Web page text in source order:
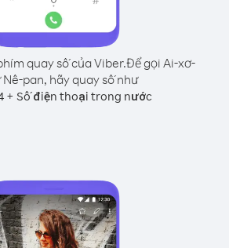
quay số của Viber.Để gọi Ai-xơ-
pan, hãy quay số như
+ Số điện thoại trong nước